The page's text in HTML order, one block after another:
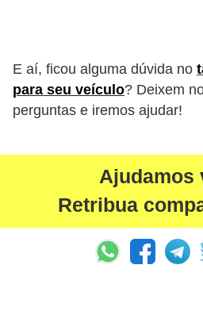
E aí, ficou alguma dúvida no
para seu veículo? Deixem
perguntas e iremos ajudar!
Ajudamos
Retribua